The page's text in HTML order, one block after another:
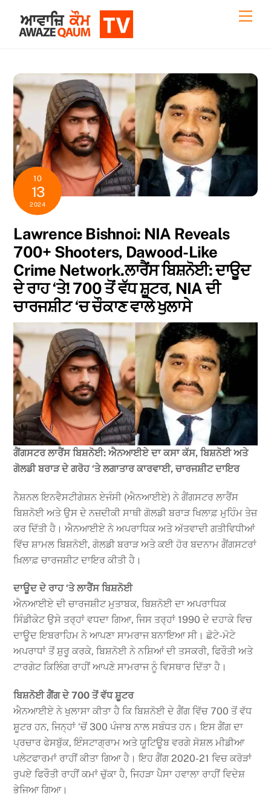
content
10
13
2024
Lawrence Bishnoi: NIA Reveals
700+ Shooters, Dawood-Like
Crime Network.ਲਾਰੈਂਸ ਬਿਸ਼ਨੋਈ: ਦਾਊਦ
ਦੇ ਰਾਹ ‘ਤੇ! 700 ਤੋਂ ਵੱਧ ਸ਼ੂਟਰ, NIA ਦੀ
ਚਾਰਜਸ਼ੀਟ ‘ਚ ਚੌਕਾਣ ਵਾਲੇ ਖੁਲਾਸੇ
ਗੈਂਗਸਟਰ ਲਾਰੈਂਸ ਬਿਸ਼ਨੋਈ: ਐਨਆਈਏ ਦਾ ਕਸਾ ਕੱਸ, ਬਿਸ਼ਨੋਈ ਅਤੇ
ਗੋਲਡੀ ਬਰਾੜ ਦੇ ਗਰੋਹ ‘ਤੇ ਲਗਾਤਾਰ ਕਾਰਵਾਈ, ਚਾਰਜਸ਼ੀਟ ਦਾਇਰ
ਨੈਸ਼ਨਲ ਇਨਵੈਸਟੀਗੇਸ਼ਨ ਏਜੰਸੀ (ਐਨਆਈਏ) ਨੇ ਗੈਂਗਸਟਰ ਲਾਰੈਂਸ
ਬਿਸ਼ਨੋਈ ਅਤੇ ਉਸ ਦੇ ਨਜ਼ਦੀਕੀ ਸਾਥੀ ਗੋਲਡੀ ਬਰਾੜ ਖਿਲਾਫ਼ ਮੁਹਿੰਮ ਤੇਜ਼
ਕਰ ਦਿੱਤੀ ਹੈ। ਐਨਆਈਏ ਨੇ ਅਪਰਾਧਿਕ ਅਤੇ ਅੱਤਵਾਦੀ ਗਤੀਵਿਧੀਆਂ
ਵਿੱਚ ਸ਼ਾਮਲ ਬਿਸ਼ਨੋਈ, ਗੋਲਡੀ ਬਰਾੜ ਅਤੇ ਕਈ ਹੋਰ ਬਦਨਾਮ ਗੈਂਗਸਟਰਾਂ
ਖ਼ਿਲਾਫ਼ ਚਾਰਜਸ਼ੀਟ ਦਾਇਰ ਕੀਤੀ ਹੈ।
ਦਾਊਦ ਦੇ ਰਾਹ ‘ਤੇ ਲਾਰੈਂਸ ਬਿਸ਼ਨੋਈ
ਐਨਆਈਏ ਦੀ ਚਾਰਜਸ਼ੀਟ ਮੁਤਾਬਕ, ਬਿਸ਼ਨੋਈ ਦਾ ਅਪਰਾਧਿਕ
ਸਿੰਡੀਕੇਟ ਉਸੇ ਤਰ੍ਹਾਂ ਵਧਦਾ ਗਿਆ, ਜਿਸ ਤਰ੍ਹਾਂ 1990 ਦੇ ਦਹਾਕੇ ਵਿਚ
ਦਾਊਦ ਇਬਰਾਹਿਮ ਨੇ ਆਪਣਾ ਸਾਮਰਾਜ ਬਨਾਇਆ ਸੀ। ਛੋਟੇ-ਮੋਟੇ
ਅਪਰਾਧਾਂ ਤੋਂ ਸ਼ੁਰੂ ਕਰਕੇ, ਬਿਸ਼ਨੋਈ ਨੇ ਨਸ਼ਿਆਂ ਦੀ ਤਸਕਰੀ, ਫਿਰੌਤੀ ਅਤੇ
ਟਾਰਗੇਟ ਕਿਲਿੰਗ ਰਾਹੀਂ ਆਪਣੇ ਸਾਮਰਾਜ ਨੂੰ ਵਿਸਥਾਰ ਦਿੱਤਾ ਹੈ।
ਬਿਸ਼ਨੋਈ ਗੈਂਗ ਦੇ 700 ਤੋਂ ਵੱਧ ਸ਼ੂਟਰ
ਐਨਆਈਏ ਨੇ ਖੁਲਾਸਾ ਕੀਤਾ ਹੈ ਕਿ ਬਿਸ਼ਨੋਈ ਦੇ ਗੈਂਗ ਵਿੱਚ 700 ਤੋਂ ਵੱਧ
ਸ਼ੂਟਰ ਹਨ, ਜਿਨ੍ਹਾਂ ‘ਚੋਂ 300 ਪੰਜਾਬ ਨਾਲ ਸਬੰਧਤ ਹਨ। ਇਸ ਗੈਂਗ ਦਾ
ਪ੍ਰਚਾਰ ਫੇਸਬੁੱਕ, ਇੰਸਟਾਗ੍ਰਾਮ ਅਤੇ ਯੂਟਿਊਬ ਵਰਗੇ ਸੋਸ਼ਲ ਮੀਡੀਆ
ਪਲੇਟਫਾਰਮਾਂ ਰਾਹੀਂ ਕੀਤਾ ਗਿਆ ਹੈ। ਇਹ ਗੈਂਗ 2020-21 ਵਿਚ ਕਰੋੜਾਂ
ਰੁਪਏ ਫਿਰੌਤੀ ਰਾਹੀਂ ਕਮਾਂ ਚੁੱਕਾ ਹੈ, ਜਿਹੜਾ ਪੈਸਾ ਹਵਾਲਾ ਰਾਹੀਂ ਵਿਦੇਸ਼
ਭੇਜਿਆ ਗਿਆ।